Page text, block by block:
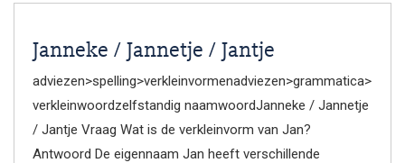
Janneke / Jannetje / Jantje
adviezen>spelling>verkleinvormenadviezen>grammatica>
verkleinwoordzelfstandig naamwoordJanneke / Jannetje
/ Jantje Vraag Wat is de verkleinvorm van Jan?
Antwoord De eigennaam Jan heeft verschillende